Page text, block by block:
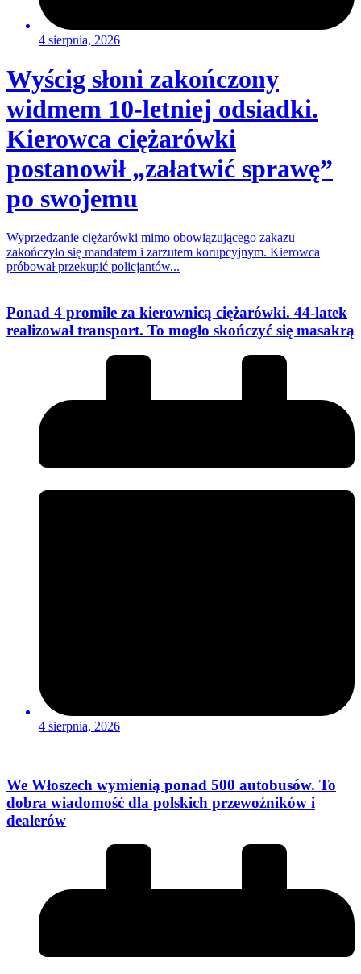
4 sierpnia, 2026
Wyścig słoni zakończony
widmem 10-letniej odsiadki.
Kierowca ciężarówki
postanowił „załatwić sprawę”
po swojemu
Wyprzedzanie ciężarówki mimo obowiązującego zakazu
zakończyło się mandatem i zarzutem korupcyjnym. Kierowca
próbował przekupić policjantów...
Ponad 4 promile za kierownicą ciężarówki. 44-latek
realizował transport. To mogło skończyć się masakrą
4 sierpnia, 2026
We Włoszech wymienią ponad 500 autobusów. To
dobra wiadomość dla polskich przewoźników i
dealerów